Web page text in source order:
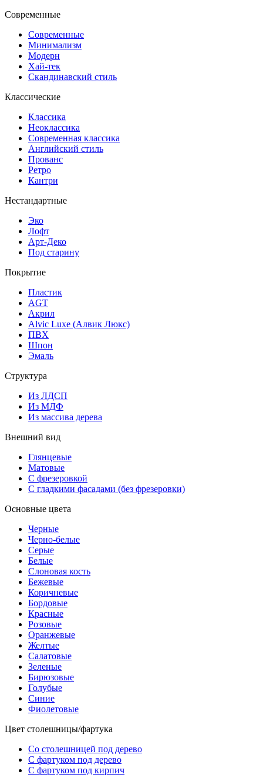
Современные
Современные
Минимализм
Модерн
Хай-тек
Скандинавский стиль
Классические
Классика
Неоклассика
Современная классика
Английский стиль
Прованс
Ретро
Кантри
Нестандартные
Эко
Лофт
Арт-Деко
Под старину
Покрытие
Пластик
AGT
Акрил
Alvic Luxe (Алвик Люкс)
ПВХ
Шпон
Эмаль
Структура
Из ЛДСП
Из МДФ
Из массива дерева
Внешний вид
Глянцевые
Матовые
С фрезеровкой
С гладкими фасадами (без фрезеровки)
Основные цвета
Черные
Черно-белые
Серые
Белые
Слоновая кость
Бежевые
Коричневые
Бордовые
Красные
Розовые
Оранжевые
Желтые
Салатовые
Зеленые
Бирюзовые
Голубые
Синие
Фиолетовые
Цвет столешницы/фартука
Со столешницей под дерево
С фартуком под дерево
С фартуком под кирпич